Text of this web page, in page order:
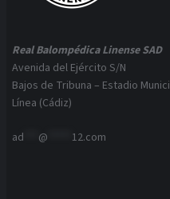
Real Balompédica Linense SAD
Avenida del Ejército S/N
Bajos de Tribuna – Estadio
Línea (Cádiz)
ad @ 12.com